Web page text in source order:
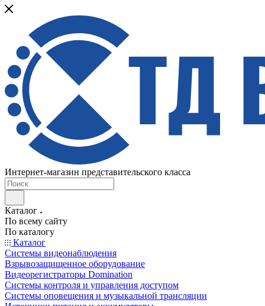
Интернет-магазин представительского класса
Каталог
По всему сайту
По каталогу
Каталог
Системы видеонаблюдения
Взрывозащищенное оборудование
Видеорегистраторы Domination
Системы контроля и управления доступом
Системы оповещения и музыкальной трансляции